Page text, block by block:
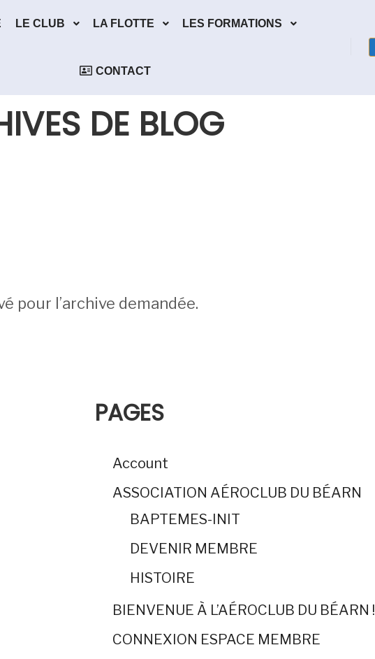
LE CLUB LA FLOTTE LES FORMATIONS
CONTACT
DE BLOG
pour l’archive demandée.
PAGES
Account
ASSOCIATION AÉROCLUB DU BÉARN
BAPTEMES-INIT
DEVENIR MEMBRE
HISTOIRE
BIENVENUE À L’AÉROCLUB DU BÉARN !
CONNEXION ESPACE MEMBRE